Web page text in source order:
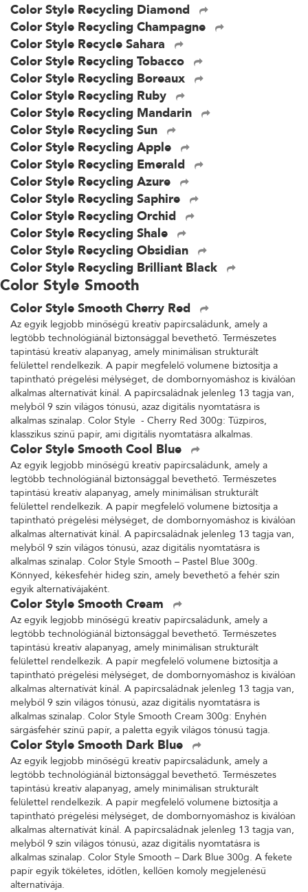
Color Style Recycling Diamond
Color Style Recycling Champagne
Color Style Recycle Sahara
Color Style Recycling Tobacco
Color Style Recycling Boreaux
Color Style Recycling Ruby
Color Style Recycling Mandarin
Color Style Recycling Sun
Color Style Recycling Apple
Color Style Recycling Emerald
Color Style Recycling Azure
Color Style Recycling Saphire
Color Style Recycling Orchid
Color Style Recycling Shale
Color Style Recycling Obsidian
Color Style Recycling Brilliant Black
Color Style Smooth
Color Style Smooth Cherry Red
Az egyik legjobb minőségű kreatív papírcsaládunk, amely a
legtöbb technológiánál biztonsággal bevethető. Természetes
tapintású kreatív alapanyag, amely minimálisan strukturált
felülettel rendelkezik. A papír megfelelő volumene biztosítja a
tapintható prégelési mélységet, de dombornyomáshoz is kiválóan
alkalmas alternatívát kínál. A papírcsaládnak jelenleg 13 tagja van,
melyből 9 szín világos tónusú, azaz digitális nyomtatásra is
alkalmas színalap. Color Style - Cherry Red 300g: Tűzpiros,
klasszikus színű papír, ami digitális nyomtatásra alkalmas.
Color Style Smooth Cool Blue
Az egyik legjobb minőségű kreatív papírcsaládunk, amely a
legtöbb technológiánál biztonsággal bevethető. Természetes
tapintású kreatív alapanyag, amely minimálisan strukturált
felülettel rendelkezik. A papír megfelelő volumene biztosítja a
tapintható prégelési mélységet, de dombornyomáshoz is kiválóan
alkalmas alternatívát kínál. A papírcsaládnak jelenleg 13 tagja van,
melyből 9 szín világos tónusú, azaz digitális nyomtatásra is
alkalmas színalap. Color Style Smooth – Pastel Blue 300g.
Könnyed, kékesfehér hideg szín, amely bevethető a fehér szín
egyik alternatívájaként.
Color Style Smooth Cream
Az egyik legjobb minőségű kreatív papírcsaládunk, amely a
legtöbb technológiánál biztonsággal bevethető. Természetes
tapintású kreatív alapanyag, amely minimálisan strukturált
felülettel rendelkezik. A papír megfelelő volumene biztosítja a
tapintható prégelési mélységet, de dombornyomáshoz is kiválóan
alkalmas alternatívát kínál. A papírcsaládnak jelenleg 13 tagja van,
melyből 9 szín világos tónusú, azaz digitális nyomtatásra is
alkalmas színalap. Color Style Smooth Cream 300g: Enyhén
sárgásfehér színű papír, a paletta egyik világos tónusú tagja.
Color Style Smooth Dark Blue
Az egyik legjobb minőségű kreatív papírcsaládunk, amely a
legtöbb technológiánál biztonsággal bevethető. Természetes
tapintású kreatív alapanyag, amely minimálisan strukturált
felülettel rendelkezik. A papír megfelelő volumene biztosítja a
tapintható prégelési mélységet, de dombornyomáshoz is kiválóan
alkalmas alternatívát kínál. A papírcsaládnak jelenleg 13 tagja van,
melyből 9 szín világos tónusú, azaz digitális nyomtatásra is
alkalmas színalap. Color Style Smooth – Dark Blue 300g. A fekete
papír egyik tökéletes, időtlen, kellően komoly megjelenésű
alternatívája.